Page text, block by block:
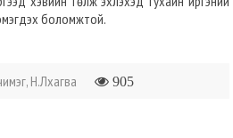
боломжтой.
Н.Лхагва 905